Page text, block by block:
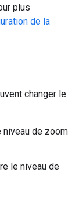
plus
de la
changer le
niveau de zoom
le niveau de